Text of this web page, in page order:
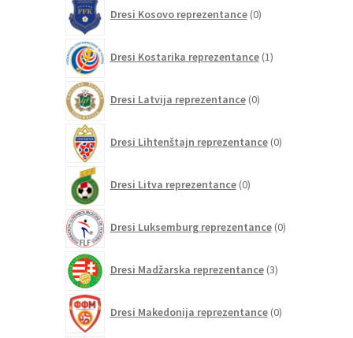
Dresi Kosovo reprezentance 0izdelkov
Dresi Kostarika reprezentance 1izdelek
Dresi Latvija reprezentance 0izdelkov
Dresi Lihtenštajn reprezentance 0izdelkov
Dresi Litva reprezentance 0izdelkov
Dresi Luksemburg reprezentance 0izdelkov
Dresi Madžarska reprezentance 3izdelki
Dresi Makedonija reprezentance 0izdelkov